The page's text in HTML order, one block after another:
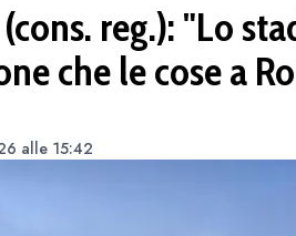
reg.): "Lo
che le cose a
alle 15:42